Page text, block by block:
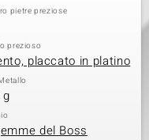
pietre preziose
prezioso
placcato in platino
g
del Boss